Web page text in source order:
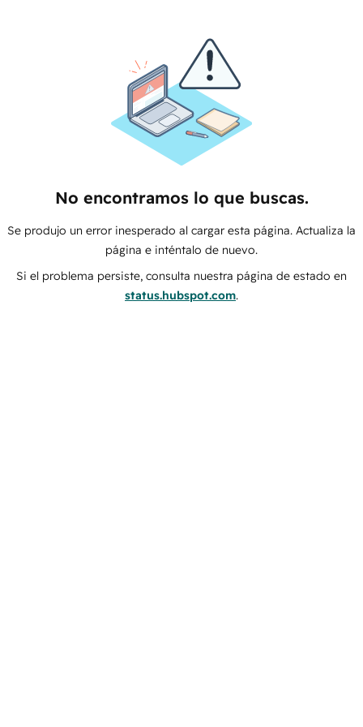
No encontramos lo que buscas.
Se produjo un error inesperado al cargar esta página. Actualiza la
página e inténtalo de nuevo.
Si el problema persiste, consulta nuestra página de estado en
status.hubspot.com.